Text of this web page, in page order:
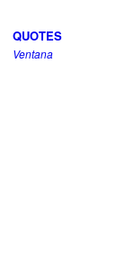
QUOTES
Ventana